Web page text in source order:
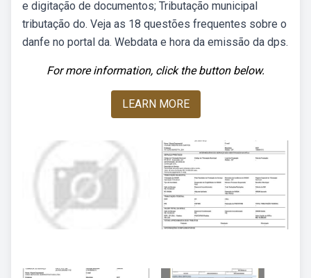
e digitação de documentos; Tributação municipal
tributação do. Veja as 18 questões frequentes sobre o
danfe no portal da. Webdata e hora da emissão da dps.
For more information, click the button below.
LEARN MORE